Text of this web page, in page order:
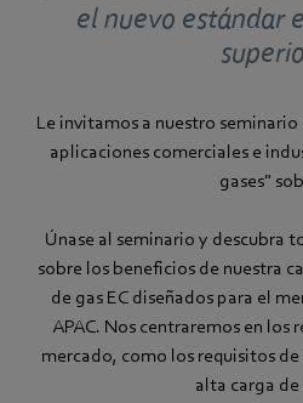
el nuevo estándar
Le invitamos a nuestro
aplicaciones comerciales e
gases"
Únase al seminario y descubra
sobre los beneficios de nuestra
de gas EC diseñados para el
APAC. Nos centraremos en los
mercado, como los requisitos
alta carga de